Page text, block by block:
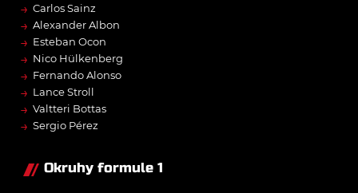
→ Carlos Sainz
→ Alexander Albon
→ Esteban Ocon
→ Nico Hülkenberg
→ Fernando Alonso
→ Lance Stroll
→ Valtteri Bottas
→ Sergio Pérez
Okruhy formule 1